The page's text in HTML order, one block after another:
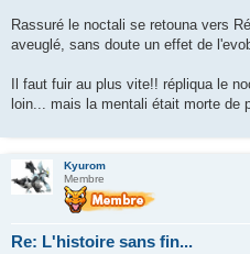
Rassuré le noctali se retouna vers
aveuglé, sans doute un effet de
Il faut fuir au plus vite!! répliqua le
loin... mais la mentali était morte de
Kyurom
Membre
Re: L'histoire sans fin...